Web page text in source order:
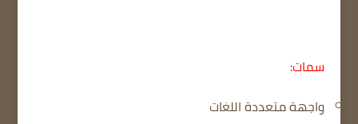
سمات:
واجهة متعددة اللغات